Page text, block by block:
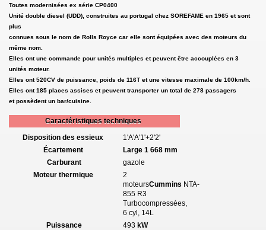
Toutes modernisées ex série CP0400
Unité double diesel (UDD), construites au portugal chez SOREFAME en 1965 et sont
plus
connues sous le nom de Rolls Royce car elle sont équipées avec des moteurs du
même nom.
Elles ont une commande pour unités multiples et peuvent être accouplées en 3
unités moteur.
Elles ont 520CV de puissance, poids de 116T et une vitesse maximale de 100km/h.
Elles ont 185 places assises et peuvent transporter un total de 278 passagers
et possèdent un bar/cuisine.
Caractéristiques techniques
Disposition des essieux
1'A'A'1'+2'2'
Écartement
Large 1 668 mm
Carburant
gazole
Moteur thermique
2
moteursCummins NTA-
855 R3
Turbocompressées,
6 cyl, 14L
Puissance
493 kW